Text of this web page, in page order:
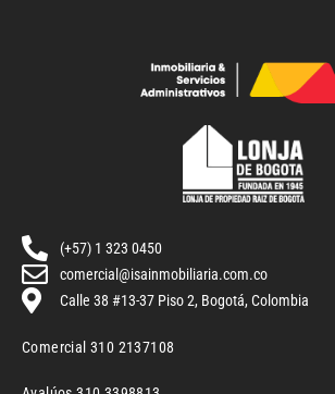
(+57) 1 323 0450
comercial@isainmobiliaria.com.co
Calle 38 #13-37 Piso 2, Bogotá, Colombia
Comercial 310 2137108